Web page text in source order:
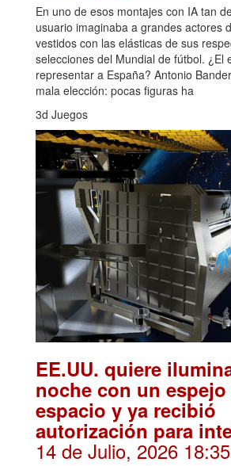
En uno de esos montajes con IA tan
usuario imaginaba a grandes actores
vestidos con las elásticas de sus
selecciones del Mundial de fútbol. ¿El
representar a España? Antonio
mala elección: pocas figuras ha
3d Juegos
EE.UU. quiere
noche con un espejo
espacio y ya recibió
autorización para
14 de Julio, 2026 18:35